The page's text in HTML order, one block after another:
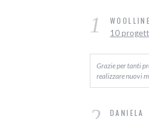
1 10
Grazie per tanti
realizzare nuovi
DANIELA